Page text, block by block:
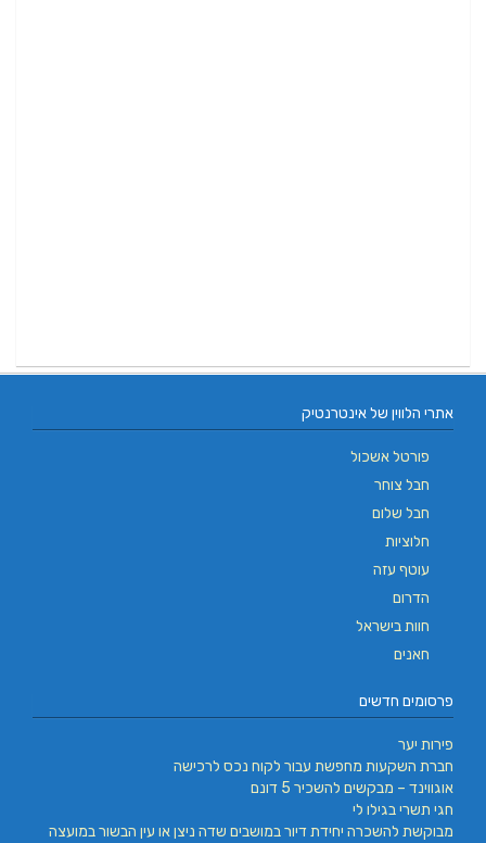
אתרי הלווין של אינטרנטיק
פורטל אשכול
חבל צוחר
חבל שלום
חלוציות
עוטף עזה
הדרום
חוות בישראל
חאנים
פרסומים חדשים
פירות יער
חברת השקעות מחפשת עבור לקוח נכס לרכישה
אוגווינד – מבקשים להשכיר 5 דונם
חגי תשרי בגילו לי
מבוקשת להשכרה יחידת דיור במושבים שדה ניצן או עין הבשור במועצה